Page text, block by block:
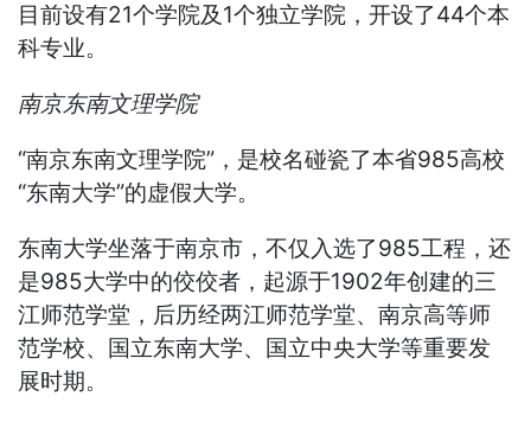
目前设有21个学院及1个独立学院，开设了44个本
科专业。
南京东南文理学院
“南京东南文理学院”，是校名碰瓷了本省985高校
“东南大学”的虚假大学。
东南大学坐落于南京市，不仅入选了985工程，还
是985大学中的佼佼者，起源于1902年创建的三
江师范学堂，后历经两江师范学堂、南京高等师
范学校、国立东南大学、国立中央大学等重要发
展时期。